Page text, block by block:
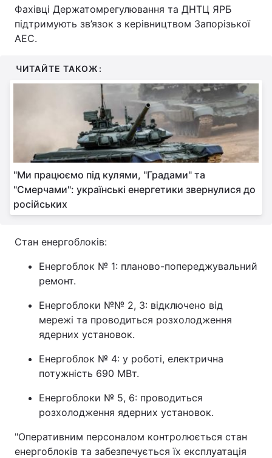
Тема оформлення
Фахівці Держатомрегулювання та ДНТЦ ЯРБ
підтримують зв’язок з керівництвом Запорізької
АЕС.
ЧИТАЙТЕ ТАКОЖ:
"Ми працюємо під кулями, "Градами" та
"Смерчами": українські енергетики звернулися до
російських
Стан енергоблоків:
Енергоблок № 1: планово-попереджувальний
ремонт.
Енергоблоки №№ 2, 3: відключено від
мережі та проводиться розхолодження
ядерних установок.
Енергоблок № 4: у роботі, електрична
потужність 690 МВт.
Енергоблоки № 5, 6: проводиться
розхолодження ядерних установок.
"Оперативним персоналом контролюється стан
енергоблоків та забезпечується їх експлуатація